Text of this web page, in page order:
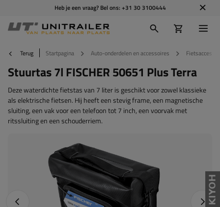
Heb je een vraag? Bel ons: +31 30 3100444
Terug Startpagina Auto-onderdelen en accessoires
Stuurtas 7l FISCHER 50651 Plus Terra
Deze waterdichte fietstas van 7 liter is geschikt voor zowel klassieke
als elektrische fietsen. Hij heeft een stevig frame, een magnetische
sluiting, een vak voor een telefoon tot 7 inch, een voorvak met
ritssluiting en een schouderriem.
Vorige foto